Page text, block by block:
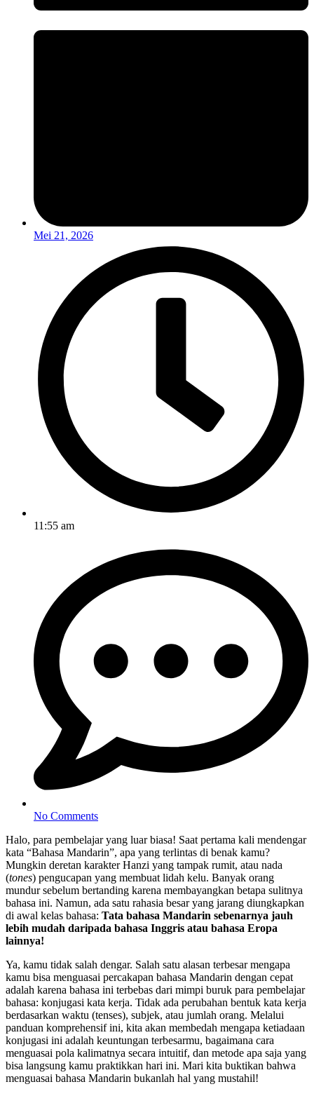
Mei 21, 2026
11:55 am
No Comments
Halo, para pembelajar yang luar biasa! Saat pertama kali mendengar
kata “Bahasa Mandarin”, apa yang terlintas di benak kamu?
Mungkin deretan karakter Hanzi yang tampak rumit, atau nada
(tones) pengucapan yang membuat lidah kelu. Banyak orang
mundur sebelum bertanding karena membayangkan betapa sulitnya
bahasa ini. Namun, ada satu rahasia besar yang jarang diungkapkan
di awal kelas bahasa: Tata bahasa Mandarin sebenarnya jauh
lebih mudah daripada bahasa Inggris atau bahasa Eropa
lainnya!
Ya, kamu tidak salah dengar. Salah satu alasan terbesar mengapa
kamu bisa menguasai percakapan bahasa Mandarin dengan cepat
adalah karena bahasa ini terbebas dari mimpi buruk para pembelajar
bahasa: konjugasi kata kerja. Tidak ada perubahan bentuk kata kerja
berdasarkan waktu (tenses), subjek, atau jumlah orang. Melalui
panduan komprehensif ini, kita akan membedah mengapa ketiadaan
konjugasi ini adalah keuntungan terbesarmu, bagaimana cara
menguasai pola kalimatnya secara intuitif, dan metode apa saja yang
bisa langsung kamu praktikkan hari ini. Mari kita buktikan bahwa
menguasai bahasa Mandarin bukanlah hal yang mustahil!